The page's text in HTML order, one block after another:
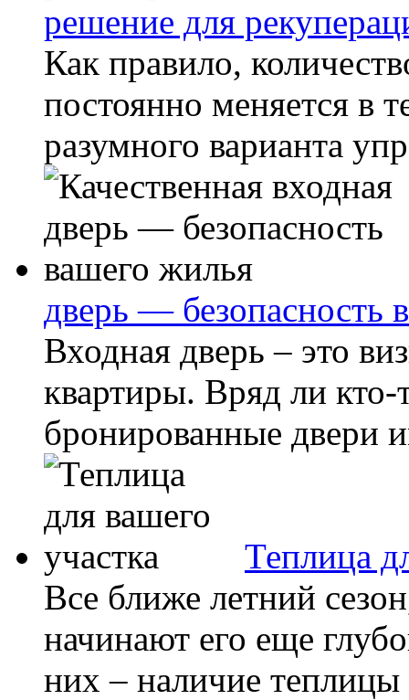
решение для
Как правило,
постоянно меняется в
разумного варианта
дверь — безопасность
Входная дверь – это
квартиры. Вряд ли кто-
бронированные двери
Теплица
Все ближе летний
начинают его еще
них – наличие